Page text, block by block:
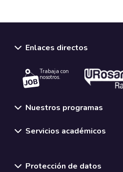
Enlaces directos
Trabaja con
nosotros.
Nuestros programas
Servicios académicos
Protección de datos